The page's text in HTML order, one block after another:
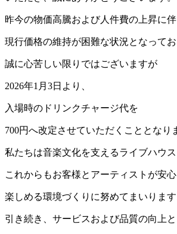
昨今の物価高騰および人件費の上昇に伴
現行価格の維持が困難な状況となってお
誠に心苦しい限りではございますが
2026年1月3日より、
入場時のドリンクチャージ代を
700円へ改定させていただくこととなり
私たちは音楽文化を支えるライブハウス
これからもお客様とアーティストが安
楽しめる環境づくりに努めてまいります
引き続き、サービスおよび品質の向上と